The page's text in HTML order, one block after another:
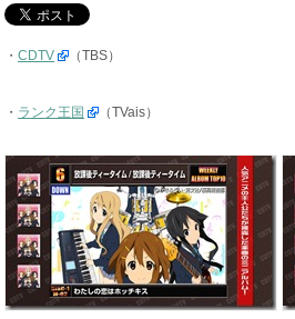
・ CDTV （TBS）
・ ランク王国 （TVais）